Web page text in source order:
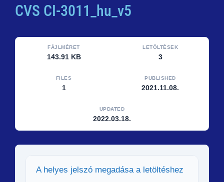
CVS CI-3011_hu_v5
FÁJLMÉRET
143.91 KB
LETÖLTÉSEK
3
FILES
1
PUBLISHED
2021.11.08.
UPDATED
2022.03.18.
A helyes jelszó megadása a letöltéshez